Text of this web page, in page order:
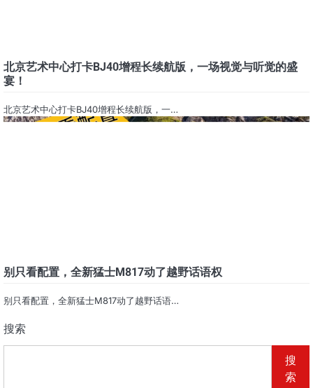
北京艺术中心打卡BJ40增程长续航版，一场视觉与听觉的盛
宴！
北京艺术中心打卡BJ40增程长续航版，一…
别只看配置，全新猛士M817动了越野话语权
别只看配置，全新猛士M817动了越野话语…
搜索
搜
索